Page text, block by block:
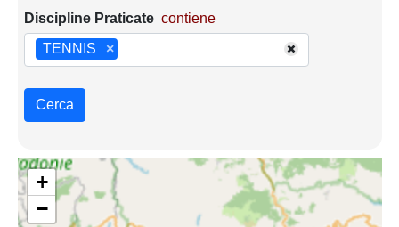
Discipline Praticate contiene
×
TENNIS
Cerca
+
−